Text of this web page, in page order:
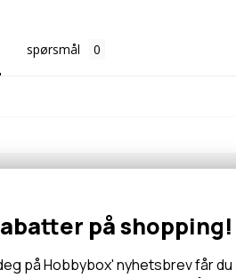
spørsmål
tilbud og informasjon om nye
på shopping!
på Hobbybox' nyhetsbrev får du